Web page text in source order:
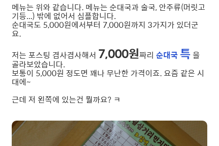
메뉴는 위와 같습니다. 메뉴는 순대국과 술국, 안주류(머릿고
기등...) 밖에 없어서 심플합니다.
순대국도 5,000원에서부터 7,000원까지 3가지가 있더군
요.
저는 포스팅 겸사겸사해서 7,000원짜리 순대국 특 을
골라보았습니다.
보통이 5,000원 정도면 꽤나 무난한 가격이죠. 요즘 같은 시
대에~
근데 저 왼쪽에 있는건 뭘까요? ㅋ